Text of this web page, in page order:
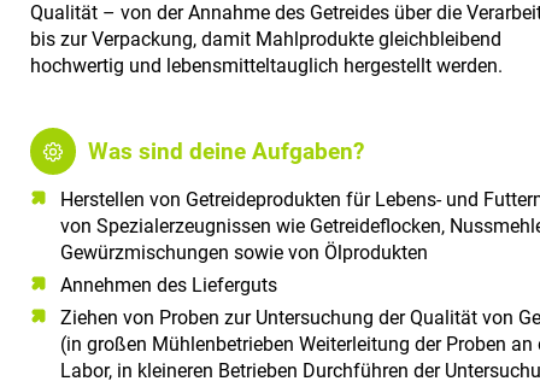
Qualität – von der Annahme des Getreides über die
bis zur Verpackung, damit Mahlprodukte gleichbleibend
hochwertig und lebensmitteltauglich hergestellt werden.
Was sind deine Aufgaben?
Herstellen von Getreideprodukten für Lebens- und
von Spezialerzeugnissen wie Getreideflocken,
Gewürzmischungen sowie von Ölprodukten
Annehmen des Lieferguts
Ziehen von Proben zur Untersuchung der Qualität von
(in großen Mühlenbetrieben Weiterleitung der Proben an
Labor, in kleineren Betrieben Durchführen der